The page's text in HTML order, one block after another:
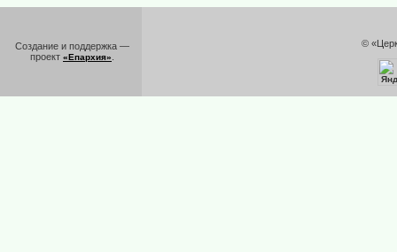
Создание и поддержка —
проект «Епархия»
©